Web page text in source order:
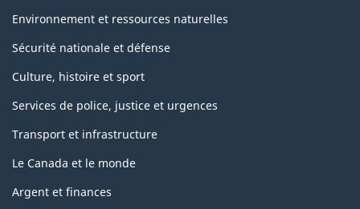
Environnement et ressources naturelles
Sécurité nationale et défense
Culture, histoire et sport
Services de police, justice et urgences
Transport et infrastructure
Le Canada et le monde
Argent et finances